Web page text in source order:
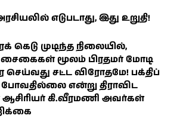
எடுபடாது, இது உறுதி!
கெடு முடிந்த நிலையில்,
சைகைகள் மூலம் பிரதமர் மோடி
செய்வது சட்ட விரோதமே! பக்திப்
என்று திராவிட
கி.வீரமணி அவர்கள்